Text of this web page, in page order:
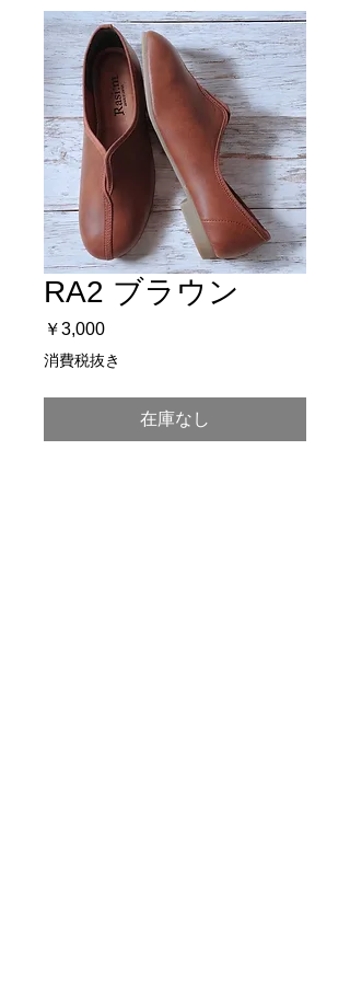
RA2 ブラウン
￥3,000価
格
消費税抜き
在庫なし